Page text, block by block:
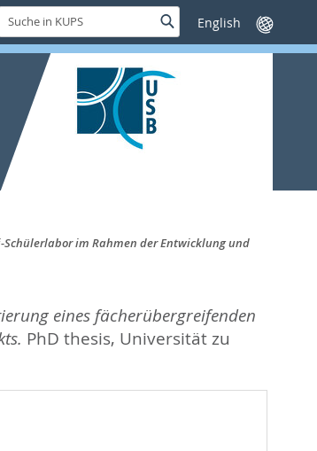
Suche
SucheSprache
wechseln
im Rahmen der Entwicklung und
eines fächerübergreifenden
PhD thesis, Universität zu